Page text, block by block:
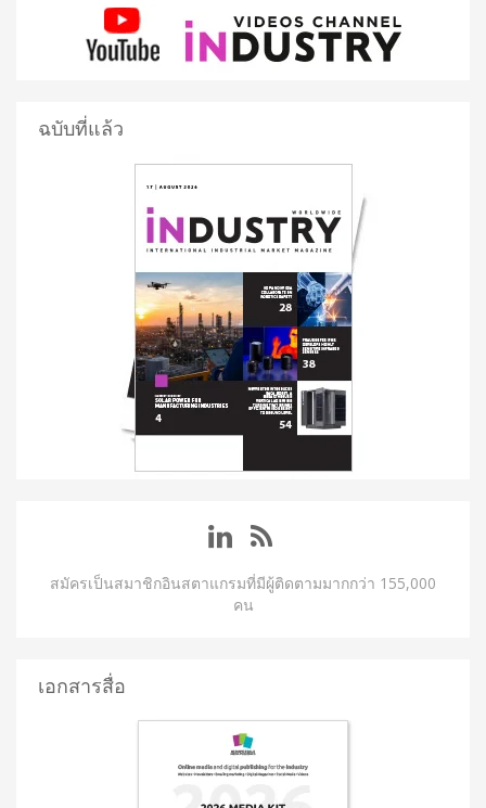
ฉบับที่แล้ว
สมัครเป็นสมาชิกอินสตาแกรมที่มีผู้ติดตามมากกว่า 155,000
คน
เอกสารสื่อ